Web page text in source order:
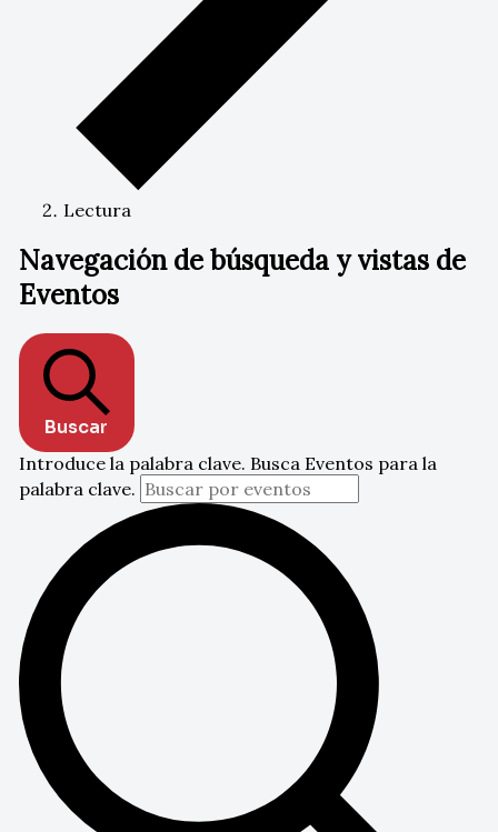
Lectura
Navegación de búsqueda y vistas de
Eventos
Buscar
Introduce la palabra clave. Busca Eventos para la
palabra clave.